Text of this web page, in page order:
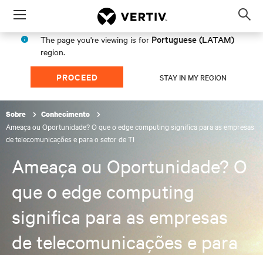
Menu
The page you're viewing is for Portuguese (LATAM)
region.
PROCEED STAY IN MY REGION
Sobre Conhecimento
Ameaça ou Oportunidade? O que o edge computing significa para as empresas
de telecomunicações e para o setor de TI
Ameaça ou Oportunidade? O
que o edge computing
significa para as empresas
de telecomunicações e para